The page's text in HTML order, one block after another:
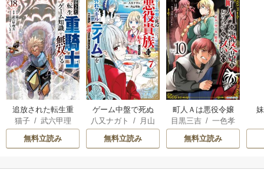
追放された転生重
騎士はゲーム知識
で無双する
猫子/ 武六甲理
/じゃいあん
無料立読み
ゲーム中盤で死ぬ
悪役貴族に転生し
たので、外れスキ
ル【テイム】を駆
してみた
八又ナガト / 月山
可也
無料立読み
町人Ａは悪役令嬢
をどうしても救い
たい ～どぶと空
と氷の姫君～
目黒三吉 /一色孝
太郎/ Parum
無料立読み